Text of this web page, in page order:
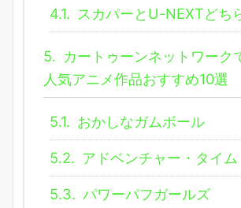
4.1. スカパーとU-NEXTどち
5. カートゥーンネットワーク
人気アニメ作品おすすめ10選
5.1. おかしなガムボール
5.2. アドベンチャー・タイム
5.3. パワーパフガールズ